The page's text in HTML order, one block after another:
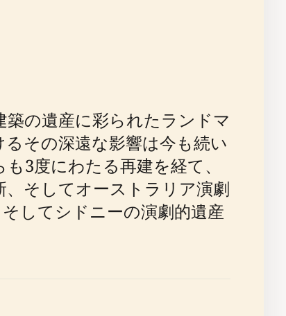
の遺産に彩られたランドマ
その深遠な影響は今も続い
3度にわたる再建を経て、
そしてオーストラリア演劇
してシドニーの演劇的遺産